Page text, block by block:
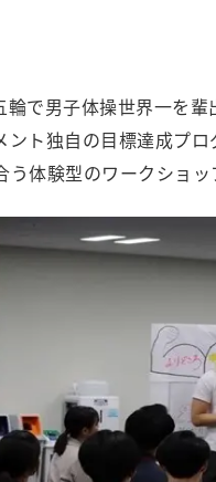
で男子体操世界一を
ト独自の目標達成プ
体験型のワークショッ